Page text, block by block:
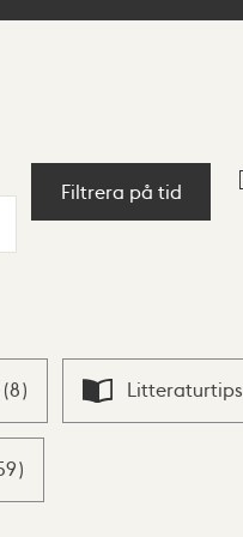
Filtrera på tid
(8) Litteraturtips
)